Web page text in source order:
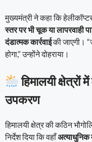
मुख्यमंत्री ने कहा कि
स्तर पर भी चूक या लापरवाही
दंडात्मक कार्रवाईकी जाएगी।
होगा,” उन्होंने दोहराया।
हिमालयी
उपकरण
हिमालयी क्षेत्र की कठिन
निर्देश दिया कि वहाँअत्याधुनिक